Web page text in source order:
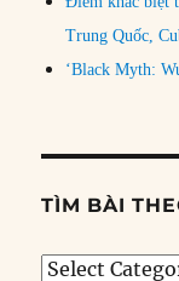
Trung Quốc,
‘Black Myth:
TÌM BÀI
Tìm